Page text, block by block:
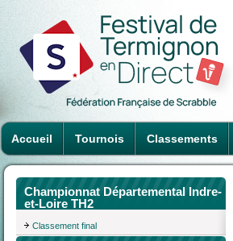
Accueil Tournois Classements
Championnat Départemental Indre-
et-Loire TH2
Classement final